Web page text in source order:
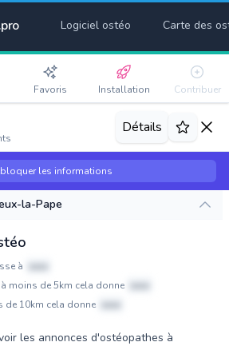
Logiciel ostéo Carte des
Favoris Installation Contribuer
Détails
les informations
la-Pape
à
xxxx
moins de 5km cela donne
xxxx
de 10km cela donne
xxxx
les annonces d'ostéopathes à